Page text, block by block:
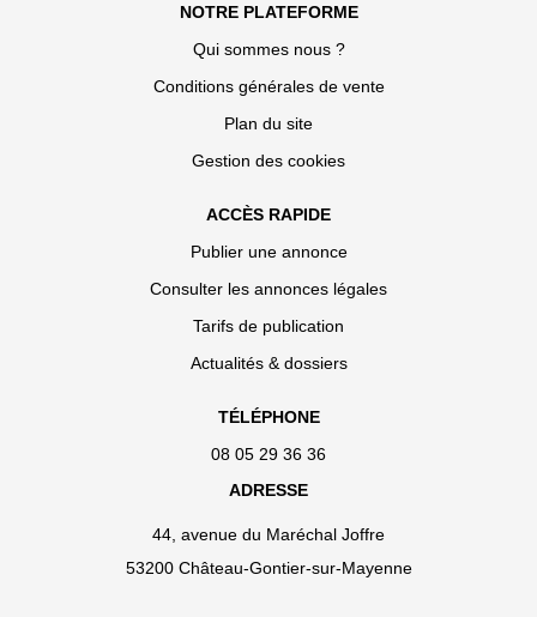
NOTRE PLATEFORME
Qui sommes nous ?
Conditions générales de vente
Plan du site
Gestion des cookies
ACCÈS RAPIDE
Publier une annonce
Consulter les annonces légales
Tarifs de publication
Actualités & dossiers
TÉLÉPHONE
08 05 29 36 36
ADRESSE
44, avenue du Maréchal Joffre
53200 Château-Gontier-sur-Mayenne